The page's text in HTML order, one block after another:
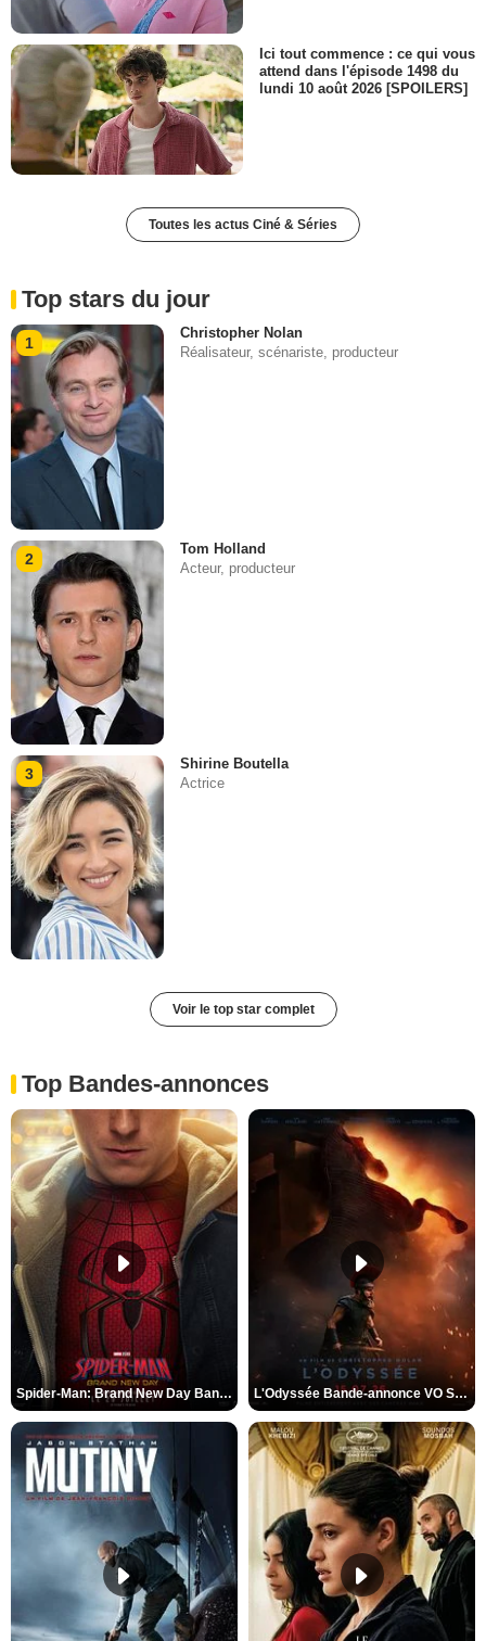
Ici tout commence : ce qui vous
attend dans l'épisode 1498 du
lundi 10 août 2026 [SPOILERS]
Toutes les actus Ciné & Séries
Top stars du jour
1
Christopher Nolan
Réalisateur, scénariste, producteur
2
Tom Holland
Acteur, producteur
3
Shirine Boutella
Actrice
Voir le top star complet
Top Bandes-annonces
Spider-Man: Brand New Day Bande-annonce VO STFR L'Odyssée Bande-annonce VO STFR